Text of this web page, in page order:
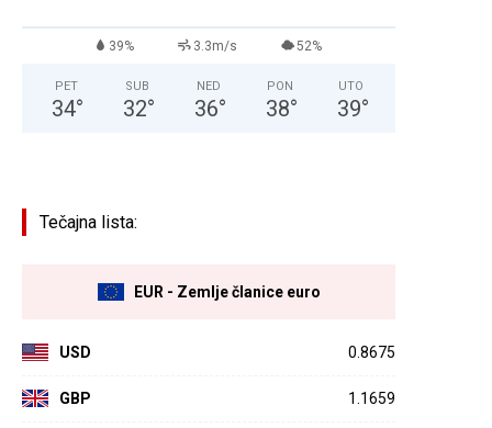
39% 3.3m/s 52%
PET
34°
SUB
32°
NED
36°
PON
38°
UTO
39°
Tečajna lista:
EUR - Zemlje članice euro
USD 0.8675
GBP 1.1659